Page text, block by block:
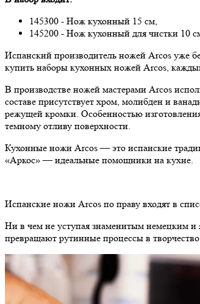
145300 - Нож кухонный 15 см,
145200 - Нож кухонный для чистки 10
Испанский производитель ножей Arcos уже
купить наборы кухонных ножей Arcos,
В производстве ножей мастерами Arcos
составе присутствует хром, молибден и
режущей кромки. Особенностью
темному отливу поверхности.
Кухонные ножи Arcos — это испанские
«Аркос» — идеальные помощники на кухне.
Испанские ножи Arcos по праву входят в
Ни в чем не уступая знаменитым немецким и
превращают рутинные процессы в